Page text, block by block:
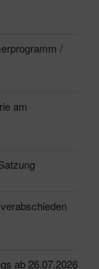
/
am
ab 26.07.2026